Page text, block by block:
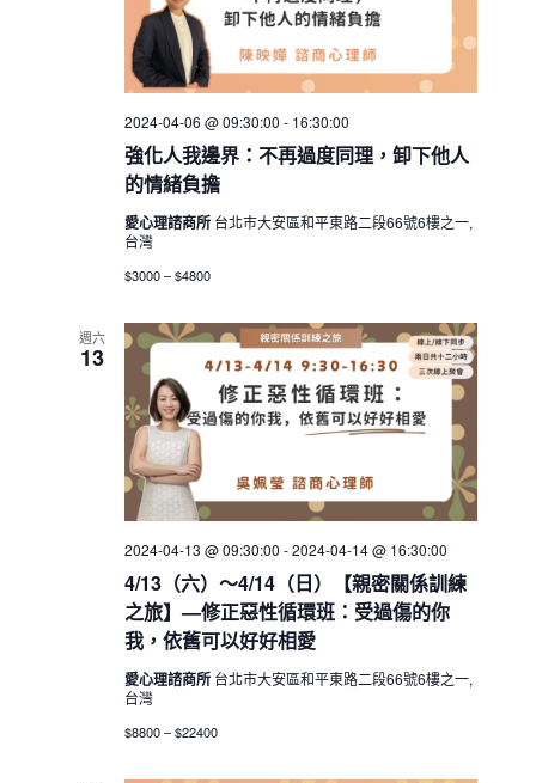
強化人我邊界：不再過度同理，卸下他人
的情緒負擔
2024-04-06 @ 09:30:00 - 16:30:00
愛心理諮商所 台北市大安區和平東路二段66號6樓之一,
台灣
$3000 – $4800
週六
13
4/13（六）～4/14（日）【親密關係訓練
之旅】—修正惡性循環班：受過傷的你
我，依舊可以好好相愛
2024-04-13 @ 09:30:00 -2024-04-14 @ 16:30:00
愛心理諮商所 台北市大安區和平東路二段66號6樓之一,
台灣
$8800 – $22400